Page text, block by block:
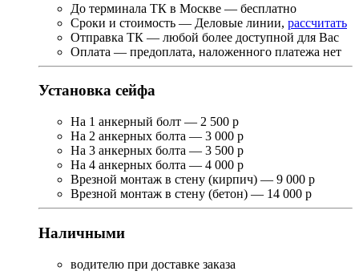
До терминала ТК в Москве — бесплатно
Сроки и стоимость — Деловые линии, рассчитать
Отправка ТК — любой более доступной для Вас
Оплата — предоплата, наложенного платежа нет
Установка сейфа
На 1 анкерный болт — 2 500 р
На 2 анкерных болта — 3 000 р
На 3 анкерных болта — 3 500 р
На 4 анкерных болта — 4 000 р
Врезной монтаж в стену (кирпич) — 9 000 р
Врезной монтаж в стену (бетон) — 14 000 р
Наличными
водителю при доставке заказа